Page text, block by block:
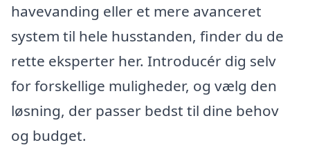
havevanding eller et mere avanceret
system til hele husstanden, finder du de
rette eksperter her. Introducér dig selv
for forskellige muligheder, og vælg den
løsning, der passer bedst til dine behov
og budget.